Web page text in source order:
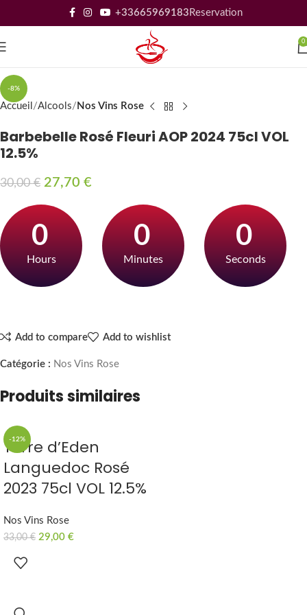
+33665969183 Reservation
0
-8%
Accueil Alcools Nos Vins Rose
Barbebelle Rosé Fleuri AOP 2024 75cl VOL
12.5%
30,00€ 27,70 €
0
Hours
0
Minutes
0
Seconds
Add to compare Add to wishlist
Catégorie : Nos Vins Rose
Produits similaires
-12%
Terre d’Eden
Languedoc Rosé
2023 75cl VOL 12.5%
Nos Vins Rose
33,00€ 29,00 €